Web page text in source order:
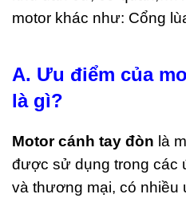
motor khác như: Cổng
A. Ưu điểm của
là gì?
Motor cánh tay đòn là
được sử dụng trong các
và thương mại, có nhiều
Gỗ
Cấp
Bảy